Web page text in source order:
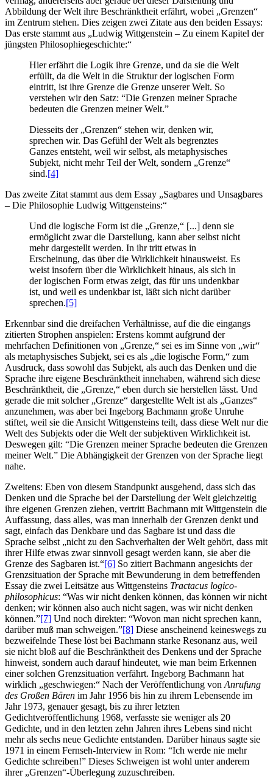
Abbildung der Welt ihre Beschränktheit erfährt, wobei „Grenzen“
im Zentrum stehen. Dies zeigen zwei Zitate aus den beiden Essays:
Das erste stammt aus „Ludwig Wittgenstein – Zu einem Kapitel der
jüngsten Philosophiegeschichte:“
Hier erfährt die Logik ihre Grenze, und da sie die Welt
erfüllt, da die Welt in die Struktur der logischen Form
eintritt, ist ihre Grenze die Grenze unserer Welt. So
verstehen wir den Satz: “Die Grenzen meiner Sprache
bedeuten die Grenzen meiner Welt.”
Diesseits der „Grenzen“ stehen wir, denken wir,
sprechen wir. Das Gefühl der Welt als begrenztes
Ganzes entsteht, weil wir selbst, als metaphysisches
Subjekt, nicht mehr Teil der Welt, sondern „Grenze“
sind.[4]
Das zweite Zitat stammt aus dem Essay „Sagbares und Unsagbares
– Die Philosophie Ludwig Wittgensteins:“
Und die logische Form ist die „Grenze,“ [...] denn sie
ermöglicht zwar die Darstellung, kann aber selbst nicht
mehr dargestellt werden. In ihr tritt etwas in
Erscheinung, das über die Wirklichkeit hinausweist. Es
weist insofern über die Wirklichkeit hinaus, als sich in
der logischen Form etwas zeigt, das für uns undenkbar
ist, und weil es undenkbar ist, läßt sich nicht darüber
sprechen.[5]
Erkennbar sind die dreifachen Verhältnisse, auf die die eingangs
zitierten Strophen anspielen: Erstens kommt aufgrund der
mehrfachen Definitionen von „Grenze,“ sei es im Sinne von „wir“
als metaphysisches Subjekt, sei es als „die logische Form,“ zum
Ausdruck, dass sowohl das Subjekt, als auch das Denken und die
Sprache ihre eigene Beschränktheit innehaben, während sich diese
Beschränktheit, die „Grenze,“ eben durch sie herstellen lässt. Und
gerade die mit solcher „Grenze“ dargestellte Welt ist als „Ganzes“
anzunehmen, was aber bei Ingeborg Bachmann große Unruhe
stiftet, weil sie die Ansicht Wittgensteins teilt, dass diese Welt nur die
Welt des Subjekts oder die Welt der subjektiven Wirklichkeit ist.
Deswegen gilt: “Die Grenzen meiner Sprache bedeuten die Grenzen
meiner Welt.” Die Abhängigkeit der Grenzen von der Sprache liegt
nahe.
Zweitens: Eben von diesem Standpunkt ausgehend, dass sich das
Denken und die Sprache bei der Darstellung der Welt gleichzeitig
ihre eigenen Grenzen ziehen, vertritt Bachmann mit Wittgenstein die
Auffassung, dass alles, was man innerhalb der Grenzen denkt und
sagt, einfach das Denkbare und das Sagbare ist und dass die
Sprache selbst „nicht zu den Sachverhalten der Welt gehört, dass mit
ihrer Hilfe etwas zwar sinnvoll gesagt werden kann, sie aber die
Grenze des Sagbaren ist.“[6] So zitiert Bachmann angesichts der
Grenzsituation der Sprache mit Bewunderung in dem betreffenden
Essay die zwei Leitsätze aus Wittgensteins Tractacus logico-
philosophicus: “Was wir nicht denken können, das können wir nicht
denken; wir können also auch nicht sagen, was wir nicht denken
können.”[7] Und noch direkter: “Wovon man nicht sprechen kann,
darüber muß man schweigen.”[8] Diese anscheinend keineswegs zu
bezweifelnde These löst bei Bachmann starke Resonanz aus, weil
sie nicht bloß auf die Beschränktheit des Denkens und der Sprache
hinweist, sondern auch darauf hindeutet, wie man beim Erkennen
einer solchen Grenzsituation verfährt. Ingeborg Bachmann hat
wirklich „geschwiegen:“ Nach der Veröffentlichung von Anrufung
des Großen Bären im Jahr 1956 bis hin zu ihrem Lebensende im
Jahr 1973, genauer gesagt, bis zu ihrer letzten
Gedichtveröffentlichung 1968, verfasste sie weniger als 20
Gedichte, und in den letzten zehn Jahren ihres Lebens sind nicht
mehr als sechs neue Gedichte entstanden. Darüber hinaus sagte sie
1971 in einem Fernseh-Interview in Rom: “Ich werde nie mehr
Gedichte schreiben!” Dieses Schweigen ist wohl unter anderem
ihrer „Grenzen“-Überlegung zuzuschreiben.